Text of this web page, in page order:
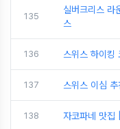
135
실버크리스 라
스
136 스위스 하이킹
137 스위스 이심
138 자코파네 맛